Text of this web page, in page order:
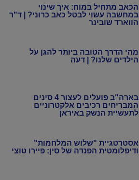
הכאב מתחיל במוח: איך שינוי
במחשבה עשוי לבטל כאב כרוני? | ד"ר
הווארד שובינר
מהי הדרך הטובה ביותר להגן על
הילדים שלנו? | דעה
בארה"ב פועלים לעצור 4 סינים
המבריחים רכיבים אלקטרוניים
לתעשיית הנשק באיראן
אסטרטגיית "שלוש המלחמות"
ודיפלומטית הפנדה של סין: פיירו טוצי